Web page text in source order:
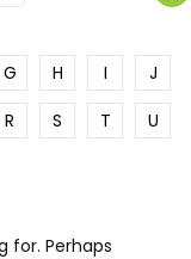
G H I
J
R S T
U
for. Perhaps